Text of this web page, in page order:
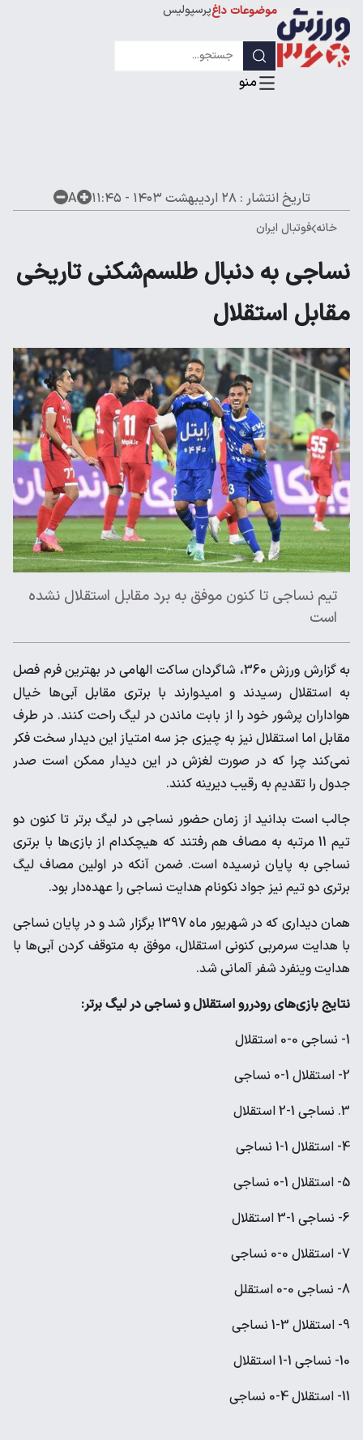
موضوعات داغپرسپولیس
لیگ قهرمانان
تاریخ انتشار :۲۸ اردیبهشت ۱۴۰۳ - ۱۱:۴۵ A
خانه فوتبال ایران
نساجی به دنبال طلسم‌شکنی تاریخی
مقابل استقلال
تیم نساجی تا کنون موفق به برد مقابل استقلال نشده
است
به گزارش ورزش 360، شاگردان ساکت الهامی در بهترین فرم فصل
به استقلال رسیدند و امیدوارند با برتری مقابل آبی‌ها خیال
هواداران پرشور خود را از بابت ماندن در لیگ راحت کنند. در طرف
مقابل اما استقلال نیز به چیزی جز سه امتیاز این دیدار سخت فکر
نمی‌کند چرا که در صورت لغزش در این دیدار ممکن است صدر
جدول را تقدیم به رقیب دیرینه کنند.
جالب است بدانید از زمان حضور نساجی در لیگ برتر تا کنون دو
تیم 11 مرتبه به مصاف هم رفتند که هیچکدام از بازی‌ها با برتری
نساجی به پایان نرسیده است. ضمن آنکه در اولین مصاف لیگ
برتری دو تیم نیز جواد نکونام هدایت نساجی را عهده‌دار بود.
همان دیداری که در شهریور ماه 1397 برگزار شد و در پایان نساجی
با هدایت سرمربی کنونی استقلال، موفق به متوقف کردن آبی‌ها با
هدایت وینفرد شفر آلمانی شد.
نتایج بازی‌های رودررو استقلال و نساجی در لیگ برتر:
1- نساجی 0-0 استقلال
2- استقلال 1-0 نساجی
3. نساجی 1-2 استقلال
4- استقلال 1-1 نساجی
5- استقلال 1-0 نساجی
6- نساجی 1-3 استقلال
7- استقلال 0-0 نساجی
8- نساجی 0-0 استقلل
9- استقلال 3-1 نساجی
10- نساجی 1-1 استقلال
11- استقلال 4-0 نساجی